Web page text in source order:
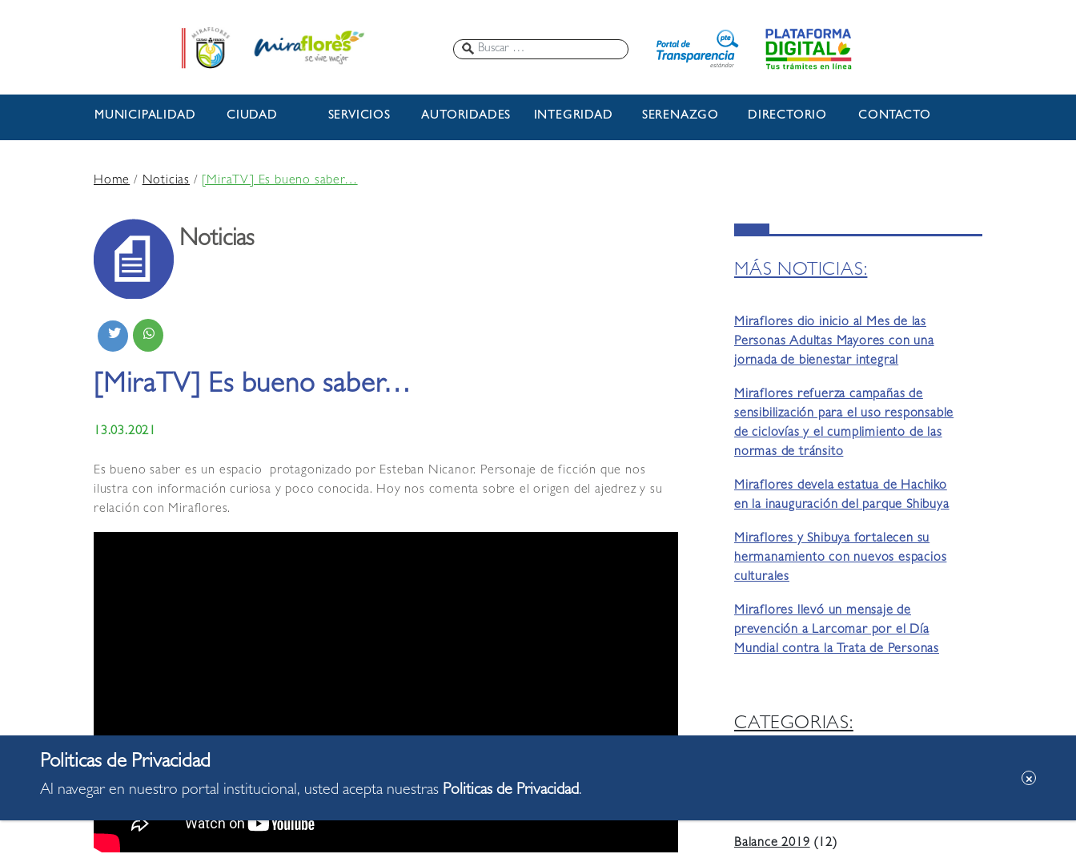
MUNICIPALIDAD CIUDAD SERVICIOS AUTORIDADES INTEGRIDAD SERENAZGO DIRECTORIO CONTACTO
Home/Noticias / [MiraTV] Es bueno saber…
Noticias
[MiraTV] Es bueno saber…
13.03.2021
Es bueno saber es un espacio protagonizado por Esteban Nicanor. Personaje de ficción que nos
ilustra con información curiosa y poco conocida. Hoy nos comenta sobre el origen del ajedrez y su
relación con Miraflores.
MÁS NOTICIAS:
Miraflores dio inicio al Mes de las
Personas Adultas Mayores con una
jornada de bienestar integral
Miraflores refuerza campañas de
sensibilización para el uso responsable
de ciclovías y el cumplimiento de las
normas de tránsito
Miraflores devela estatua de Hachiko
en la inauguración del parque Shibuya
Miraflores y Shibuya fortalecen su
hermanamiento con nuevos espacios
culturales
Miraflores llevó un mensaje de
prevención a Larcomar por el Día
Mundial contra la Trata de Personas
CATEGORIAS:
Balance 2019(12)
Al navegar en nuestro portal institucional, usted acepta nuestras Politicas de Privacidad.